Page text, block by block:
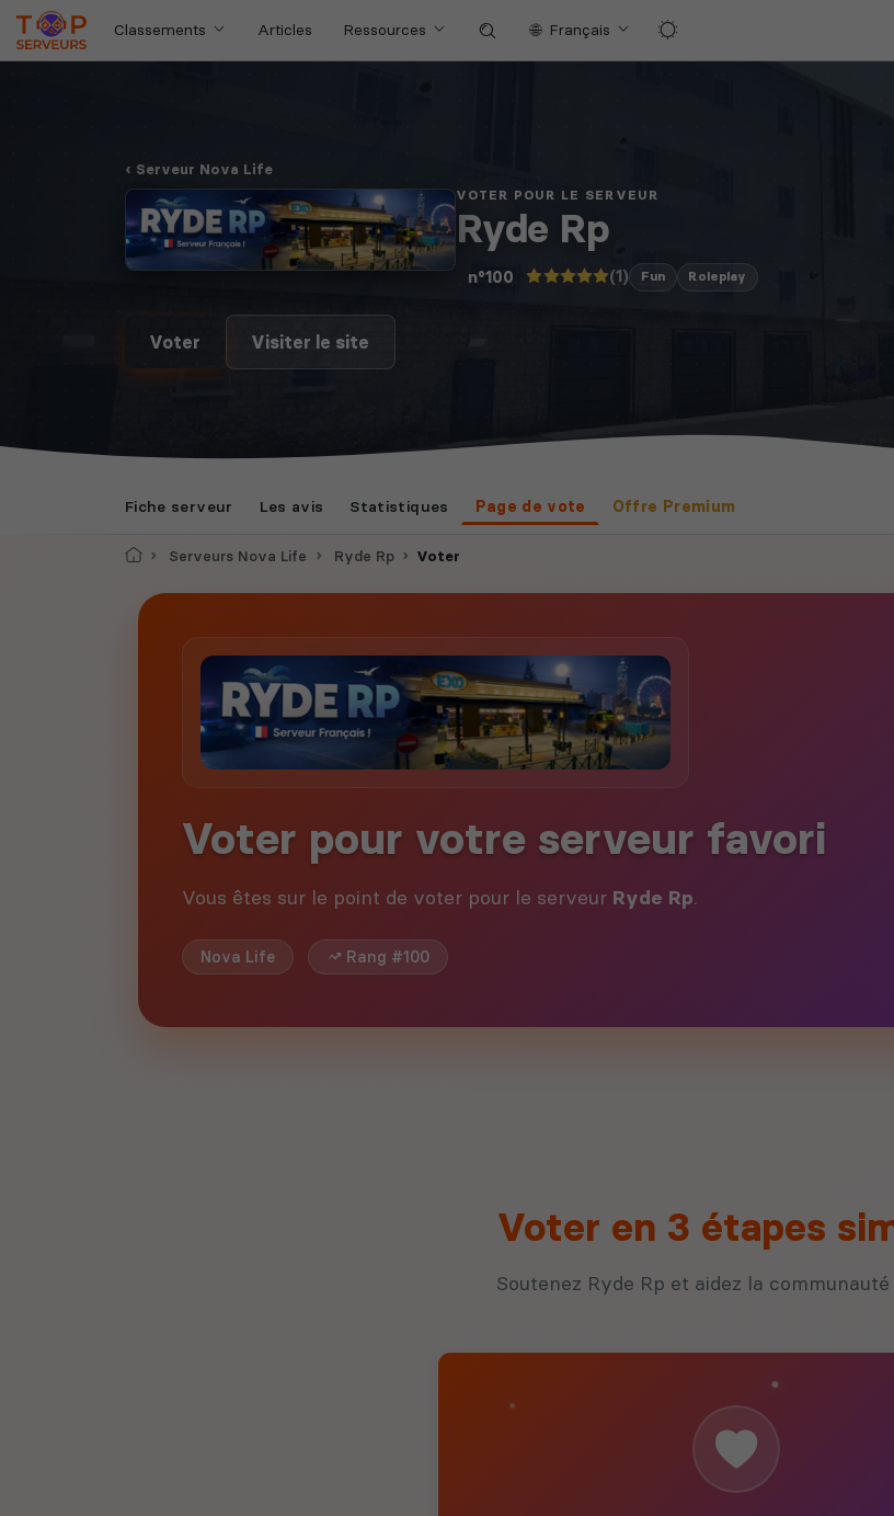
Classements Articles Ressources Français
Serveur Nova Life
VOTER POUR LE SERVEUR
Ryde Rp
n°100 (1) Fun Roleplay
Voter Visiter le site
Fiche serveur Les avis Statistiques Page de vote Offre Premium
AccueilServeurs Nova Life Ryde Rp Voter
Voter pour votre serveur favori
Vous êtes sur le point de voter pour le serveur Ryde Rp.
Nova Life Rang #100
Voter en 3 étapes
Soutenez Ryde Rp et aidez la